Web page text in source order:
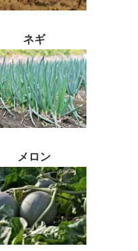
ネギ
メロン